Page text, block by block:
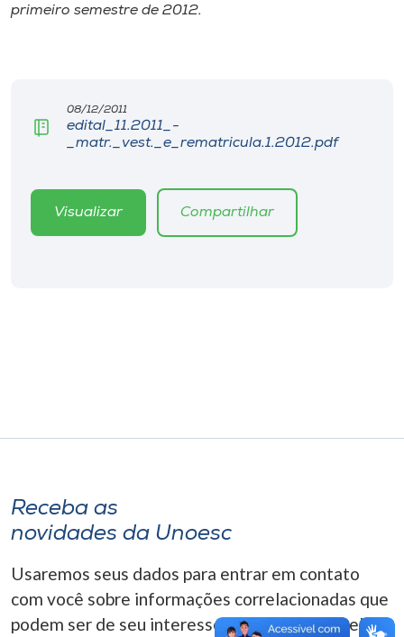
Editora
Rádio
A+
A-
primeiro semestre de 2012.
08/12/2011
edital_11.2011_-
_matr._vest._e_rematricula.1.2012.pdf
Visualizar Compartilhar
Receba as
novidades da Unoesc
Usaremos seus dados para entrar em contato
com você sobre informações correlacionadas que
podem ser de seu interesse. Você pode cancelar o